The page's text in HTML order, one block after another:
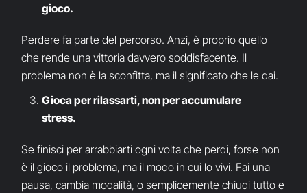
gioco.
Perdere fa parte del percorso. Anzi, è proprio quello
che rende una vittoria davvero soddisfacente. Il
problema non è la sconfitta, ma il significato che le dai.
Gioca per rilassarti, non per accumulare
stress.
Se finisci per arrabbiarti ogni volta che perdi, forse non
è il gioco il problema, ma il modo in cui lo vivi. Fai una
pausa, cambia modalità, o semplicemente chiudi tutto e